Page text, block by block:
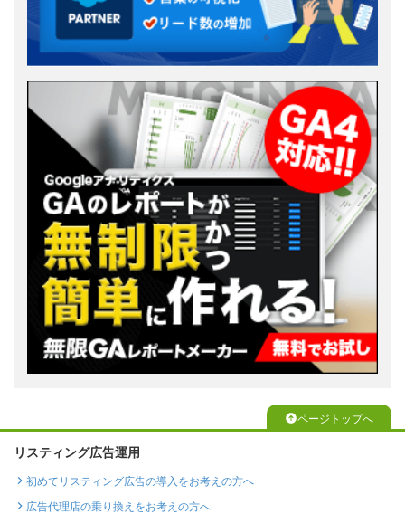
ページトップへ
リスティング広告運用
初めてリスティング広告の導入をお考えの方へ
広告代理店の乗り換えをお考えの方へ